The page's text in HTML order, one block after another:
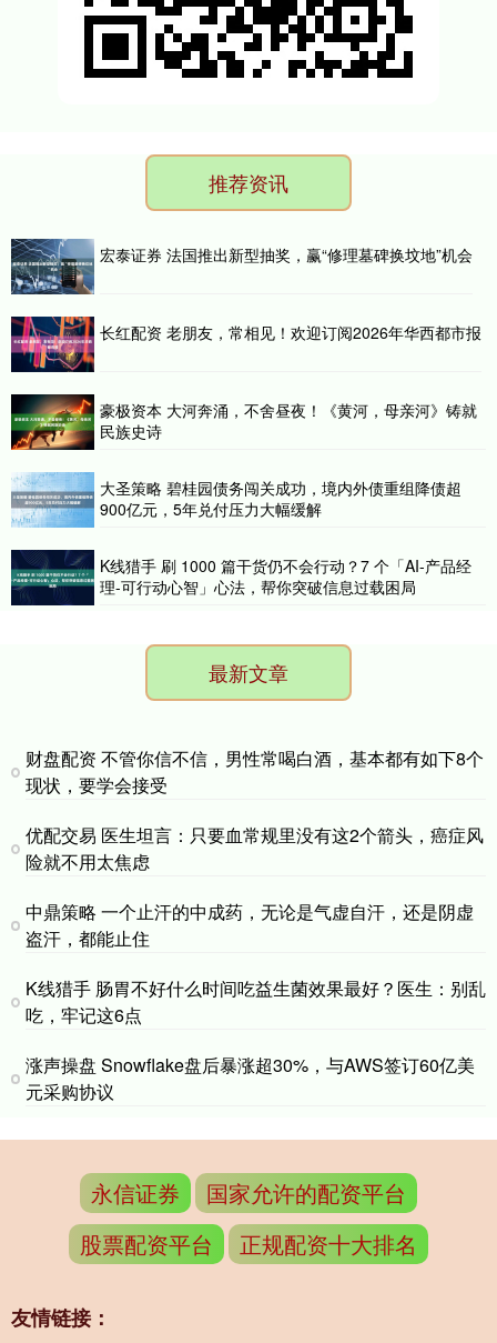
推荐资讯
宏泰证券 法国推出新型抽奖，赢“修理墓碑换坟地”机会
长红配资 老朋友，常相见！欢迎订阅2026年华西都市报
豪极资本 大河奔涌，不舍昼夜！《黄河，母亲河》铸就
民族史诗
大圣策略 碧桂园债务闯关成功，境内外债重组降债超
900亿元，5年兑付压力大幅缓解
K线猎手 刷 1000 篇干货仍不会行动？7 个「AI-产品经
理-可行动心智」心法，帮你突破信息过载困局
最新文章
财盘配资 不管你信不信，男性常喝白酒，基本都有如下8个
现状，要学会接受
优配交易 医生坦言：只要血常规里没有这2个箭头，癌症风
险就不用太焦虑
中鼎策略 一个止汗的中成药，无论是气虚自汗，还是阴虚
盗汗，都能止住
K线猎手 肠胃不好什么时间吃益生菌效果最好？医生：别乱
吃，牢记这6点
涨声操盘 Snowflake盘后暴涨超30%，与AWS签订60亿美
元采购协议
永信证券
国家允许的配资平台
股票配资平台
正规配资十大排名
友情链接：